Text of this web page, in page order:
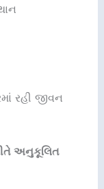
રહી જીવન
અનુકૂલિત